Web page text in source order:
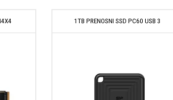
1TB PRENOSNI SSD PC60 USB 3